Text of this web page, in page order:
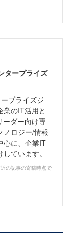
タープライズ
プライズジ
業のIT活用と
ーダー向け専
ノロジー/情報
心に、企業IT
ています。
の記事の寄稿時点で